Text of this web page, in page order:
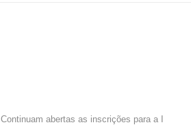
Continuam abertas as inscrições para a I